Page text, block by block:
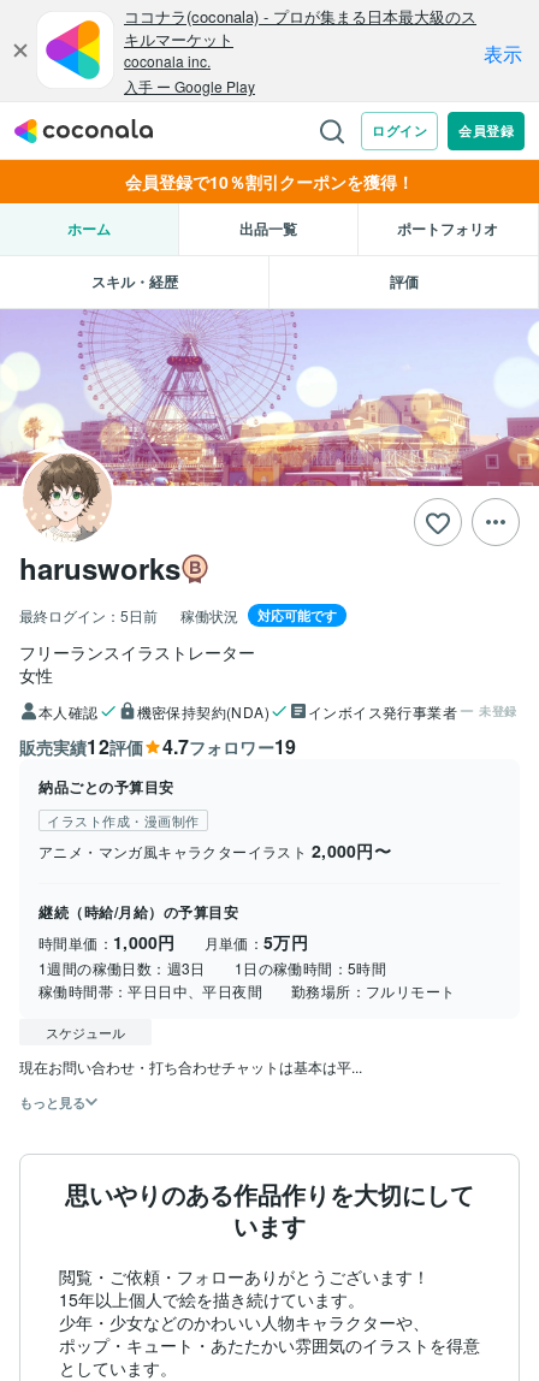
会員登録で10％割引クーポンを獲得！
ホーム 出品一覧 ポートフォリオ
スキル・経歴 評価
harusworks
最終ログイン： 5日前 稼働状況 対応可能です
フリーランスイラストレーター
女性
本人確認 機密保持契約(NDA) インボイス発行事業者 未登録
販売実績12評価 4.7フォロワー19
納品ごとの予算目安
イラスト作成・漫画制作
アニメ・マンガ風キャラクターイラスト 2,000円〜
継続（時給/月給）の予算目安
時間単価： 1,000円 月単価：5万円
1週間の稼働日数： 週3日 1日の稼働時間：5時間
稼働時間帯：平日日中、平日夜間 勤務場所： フルリモート
スケジュール
現在お問い合わせ・打ち合わせチャットは基本は平...
もっと見る
思いやりのある作品作りを大切にして
います
閲覧・ご依頼・フォローありがとうございます！
15年以上個人で絵を描き続けています。
少年・少女などのかわいい人物キャラクターや、
ポップ・キュート・あたたかい雰囲気のイラストを得意
としています。